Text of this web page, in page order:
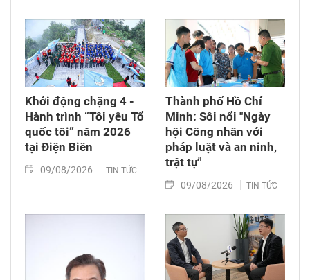
Khởi động chặng 4 -
Hành trình “Tôi yêu Tổ
quốc tôi” năm 2026
tại Điện Biên
09/08/2026 TIN TỨC
Thành phố Hồ Chí
Minh: Sôi nổi "Ngày
hội Công nhân với
pháp luật và an ninh,
trật tự"
09/08/2026 TIN TỨC